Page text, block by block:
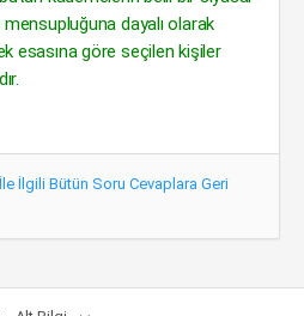
mensupluğuna dayalı olarak
esasına göre seçilen kişiler
İlgili Bütün Soru Cevaplara Geri